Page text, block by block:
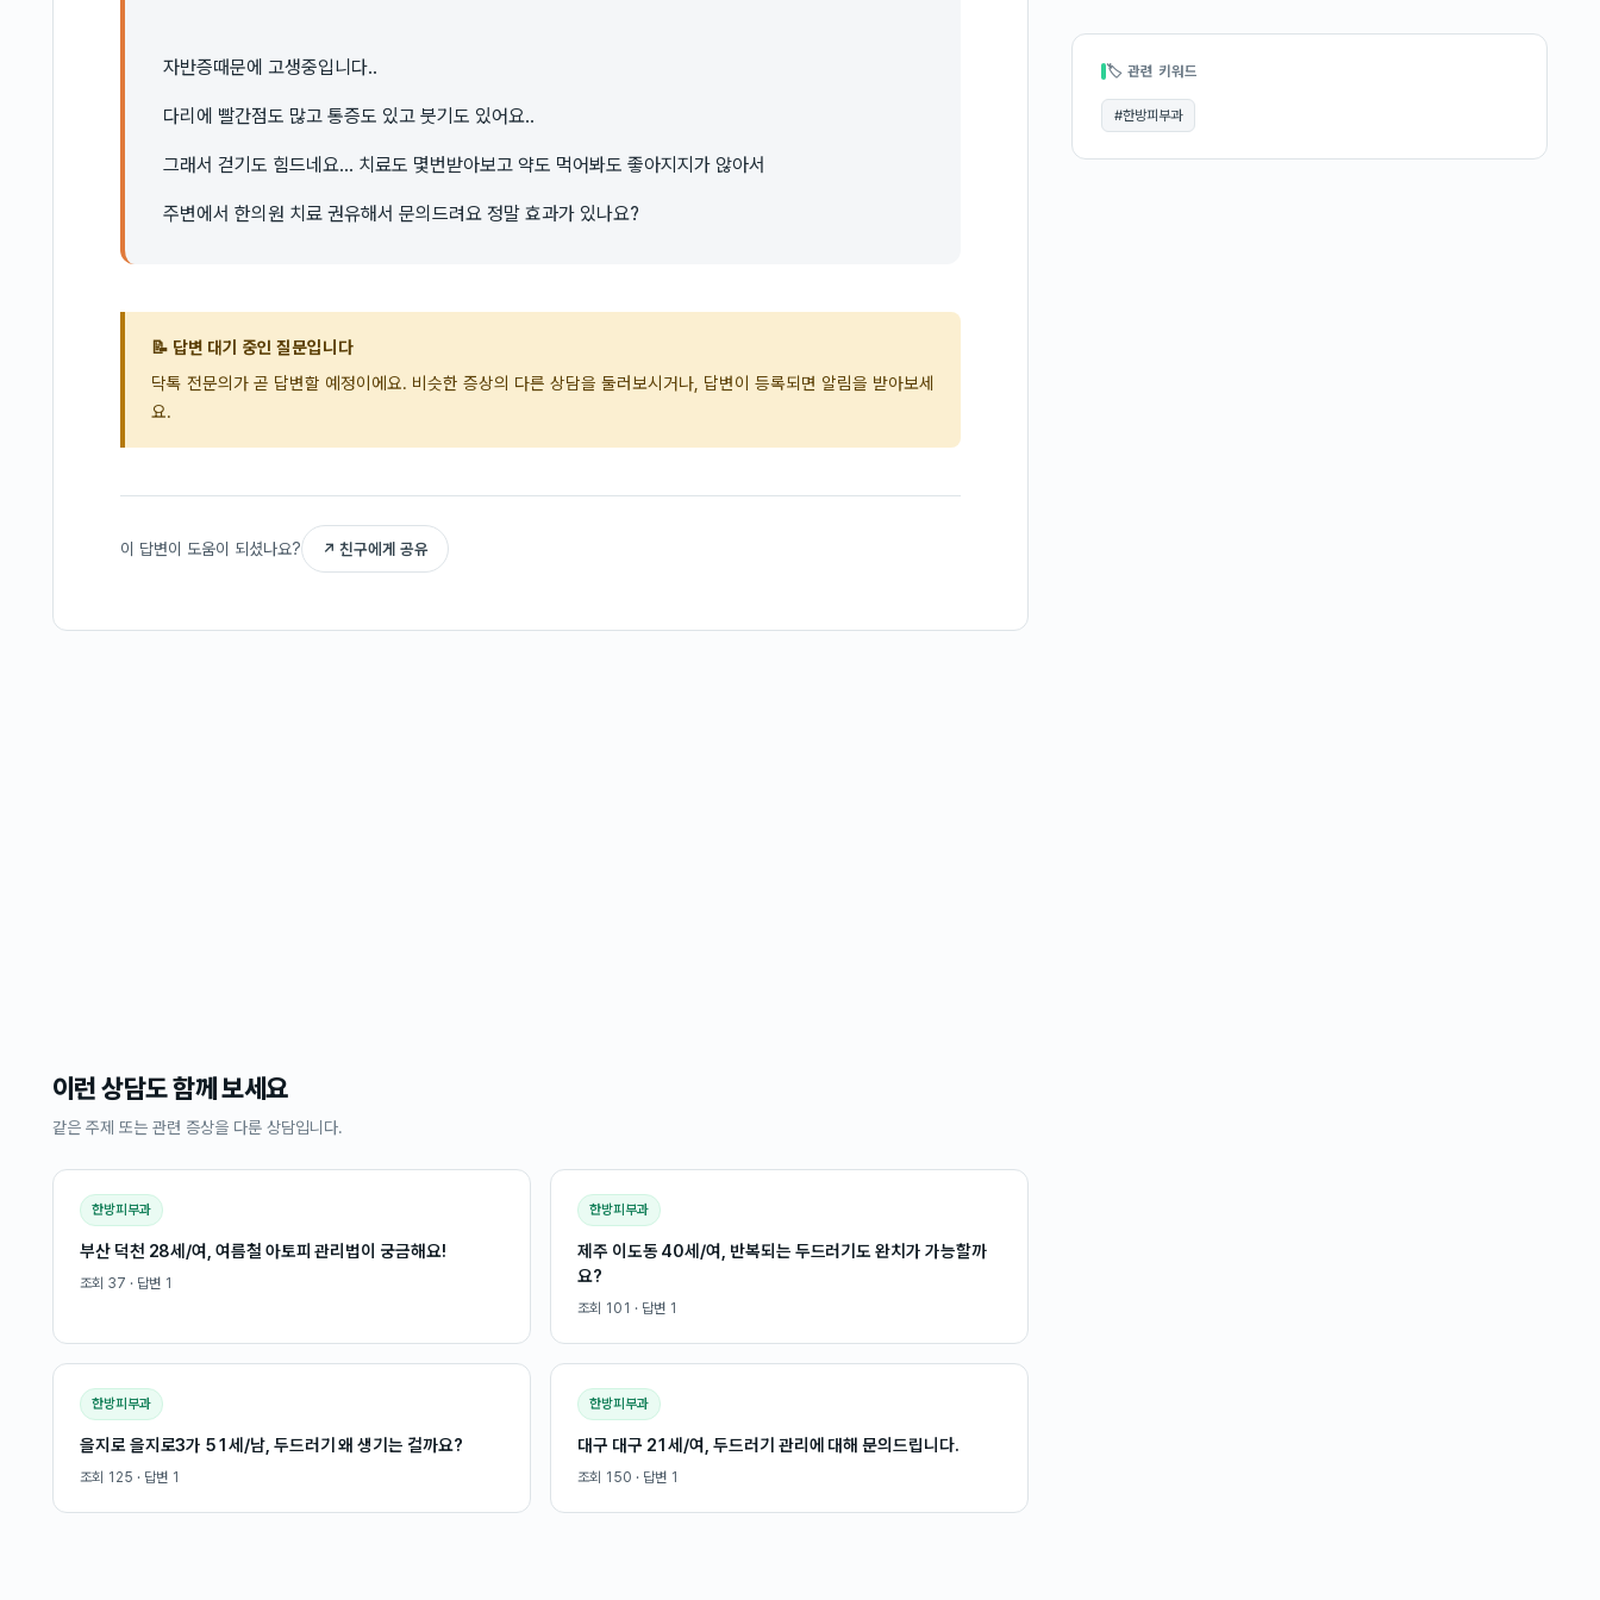
자반증때문에 고생중입니다..
다리에 빨간점도 많고 통증도 있고 붓기도 있어요..
그래서 걷기도 힘드네요... 치료도 몇번받아보고 약도 먹어봐도 좋아지지가 않아서
주변에서 한의원 치료 권유해서 문의드려요 정말 효과가 있나요?
📝 답변 대기 중인 질문입니다
닥톡 전문의가 곧 답변할 예정이에요. 비슷한 증상의 다른 상담을 둘러보시거나, 답변이 등록되면 알림을 받아보세
요.
이 답변이 도움이 되셨나요? ↗ 친구에게 공유
이런 상담도 함께 보세요
같은 주제 또는 관련 증상을 다룬 상담입니다.
한방피부과
부산 덕천 28세/여, 여름철 아토피 관리법이 궁금해요!
조회 37 · 답변 1
한방피부과
제주 이도동 40세/여, 반복되는 두드러기도 완치가 가능할까
요?
조회 101 · 답변 1
한방피부과
을지로 을지로3가 51세/남, 두드러기 왜 생기는 걸까요?
조회 125 · 답변 1
한방피부과
대구 대구 21세/여, 두드러기 관리에 대해 문의드립니다.
조회 150 · 답변 1
🏷 관련 키워드
#한방피부과